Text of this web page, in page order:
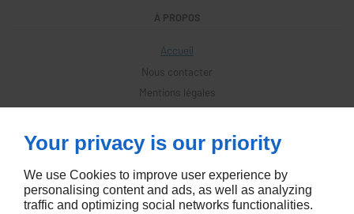
À PROPOS
Accueil
Nous contacter
Mentions légales
Your privacy is our priority
We use Cookies to improve user experience by
personalising content and ads, as well as analyzing
traffic and optimizing social networks functionalities.